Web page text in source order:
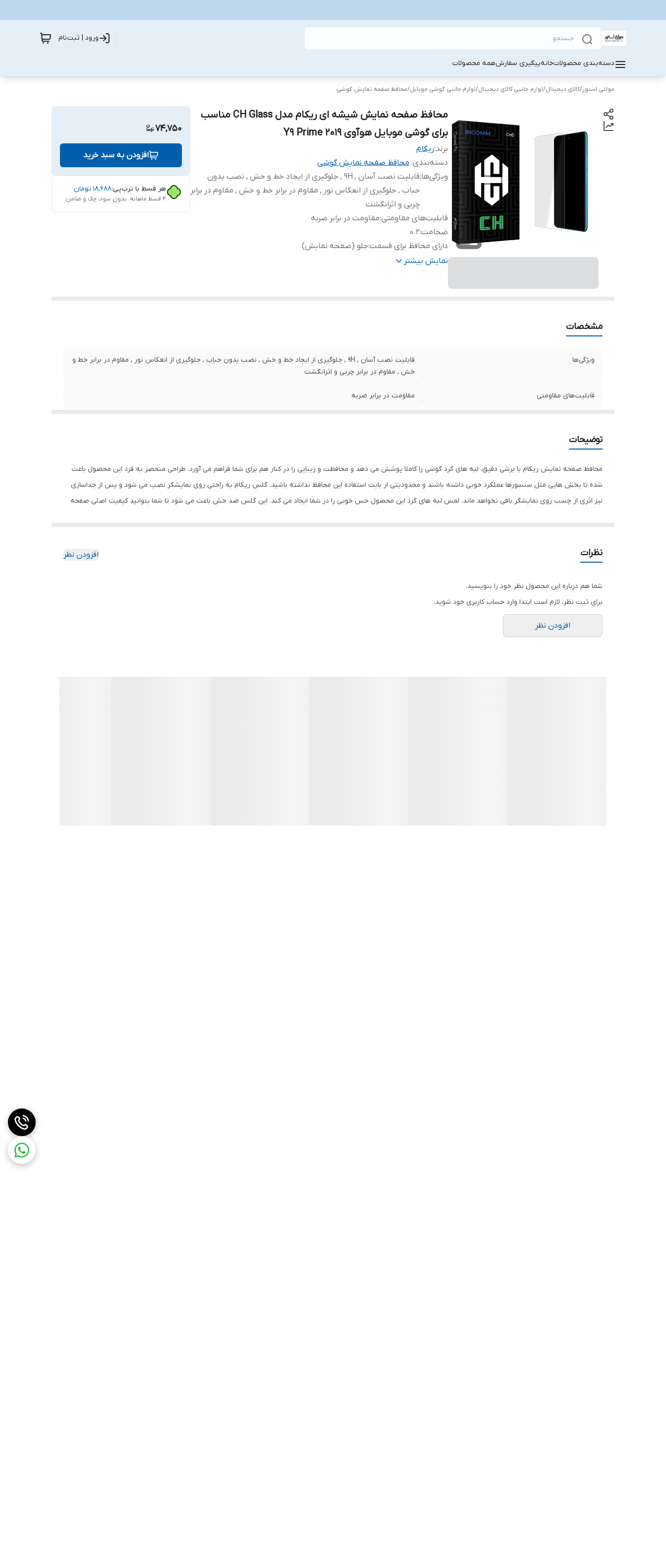
ورود | ثبت‌نام
دسته‌بندی محصولاتخانهپیگیری سفارشهمه محصولات
مولتی استور/کالای دیجیتال/لوازم جانبی کالای دیجیتال/لوازم جانبی گوشی موبایل/محافظ صفحه نمایش گوشی
محافظ صفحه نمایش شیشه ای ریکام مدل CH Glass مناسب
برای گوشی موبایل هوآوی Y9 Prime 2019
برند:ریکام
دسته‌بندی: محافظ صفحه نمایش گوشی
ویژگی‌ها:
قابلیت نصب آسان , 9H , جلوگیری از ایجاد خط و خش , نصب بدون
حباب , جلوگیری از انعکاس نور , مقاوم در برابر خط و خش , مقاوم در برابر
چربی و اثرانگشت
قابلیت‌های مقاومتی:مقاومت در برابر ضربه
ضخامت:
0.2
دارای محافظ برای قسمت:جلو (صفحه نمایش)
رنگ:بی رنگ
نمایش بیشتر
74,750
افزودن به سبد خرید
هر قسط با ترب‌پی:۱۸٬۶۸۸ تومان
۴ قسط ماهانه. بدون سود، چک و ضامن.
مشخصات
ویژگی‌ها
قابلیت نصب آسان , 9H , جلوگیری از ایجاد خط و خش , نصب بدون حباب , جلوگیری از انعکاس نور , مقاوم در برابر خط و
خش , مقاوم در برابر چربی و اثرانگشت
قابلیت‌های مقاومتی مقاومت در برابر ضربه
دارای محافظ برای قسمت
رنگ بی رنگ
توضیحات
محافظ صفحه نمایش ریکام با برشی دقیق، لبه های گرد گوشی را کاملا پوشش می دهد و محافظت و زیبایی را در کنار هم برای شما فراهم می آورد. طراحی منحصر به فرد این محصول باعث
شده تا بخش هایی مثل سنسورها عملکرد خوبی داشته باشند و محدودیتی از بابت استفاده این محافظ نداشته باشید. گلس ریکام به راحتی روی نمایشگر نصب می شود و پس از جداسازی
نیز اثری از چسب روی نمایشگر باقی نخواهد ماند. لمس لبه های گرد این محصول حس خوبی را در شما ایجاد می کند. این گلس ضد خش باعث می شود تا شما بتوانید کیفیت اصلی صفحه
نظرات افزودن نظر
شما هم درباره این محصول نظر خود را بنویسید.
برای ثبت نظر، لازم است ابتدا وارد حساب کاربری خود شوید.
افزودن نظر